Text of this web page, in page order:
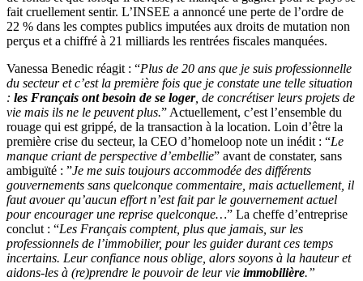
fait cruellement sentir. L’INSEE a annoncé une perte de l’ordre de
22 % dans les comptes publics imputées aux droits de mutation non
perçus et a chiffré à 21 milliards les rentrées fiscales manquées.
Vanessa Benedic réagit : “Plus de 20 ans que je suis professionnelle
du secteur et c’est la première fois que je constate une telle situation
: les Français ont besoin de se loger, de concrétiser leurs projets de
vie mais ils ne le peuvent plus.” Actuellement, c’est l’ensemble du
rouage qui est grippé, de la transaction à la location. Loin d’être la
première crise du secteur, la CEO d’homeloop note un inédit : “Le
manque criant de perspective d’embellie” avant de constater, sans
ambiguïté : ”Je me suis toujours accommodée des différents
gouvernements sans quelconque commentaire, mais actuellement, il
faut avouer qu’aucun effort n’est fait par le gouvernement actuel
pour encourager une reprise quelconque…” La cheffe d’entreprise
conclut : “Les Français comptent, plus que jamais, sur les
professionnels de l’immobilier, pour les guider durant ces temps
incertains. Leur confiance nous oblige, alors soyons à la hauteur et
aidons-les à (re)prendre le pouvoir de leur vie immobilière.”